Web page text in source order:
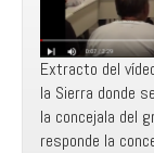
Extracto del
la Sierra donde
la concejala del
responde la